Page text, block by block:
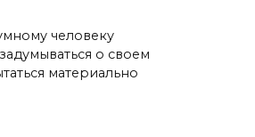
человеку
о своем
материально